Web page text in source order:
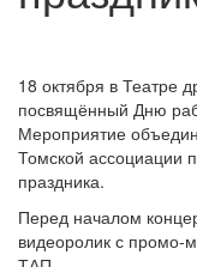
18 октября в Театре
посвящённый Дню
Мероприятие
Томской ассоциации
праздника.
Перед началом
видеоролик с промо-